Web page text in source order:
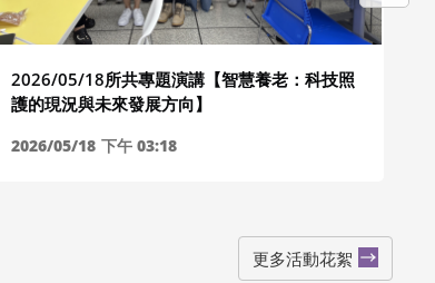
2026/05/18所共專題演講【智慧養老：科技照
護的現況與未來發展方向】
2026/05/18 下午 03:18
更多活動花絮